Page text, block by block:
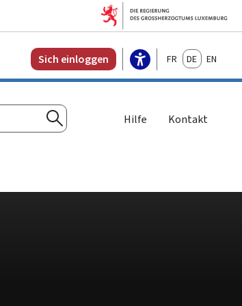
Sich einloggen FrançaisDeutschEnglish
Suchen
Hilfe Kontakt